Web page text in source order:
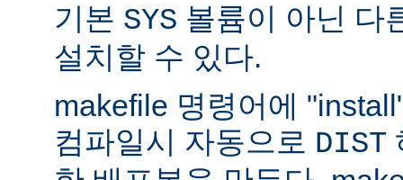
기본 SYS 볼륨이 아닌 다
설치할 수 있다.
makefile 명령어에
컴파일시 자동으로 DIST